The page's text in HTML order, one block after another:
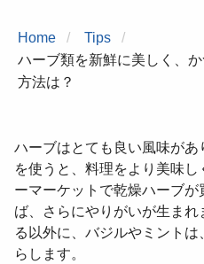
Home
Tips
ハーブ類を新鮮に美しく、
方法は？
ハーブはとても良い風味が
を使うと、料理をより美味
ーマーケットで乾燥ハーブ
ば、さらにやりがいが生まれ
る以外に、バジルやミント
らします。